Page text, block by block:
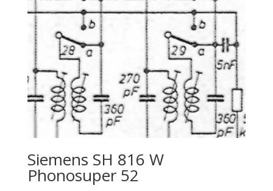
Siemens SH 816 W
Phonosuper 52